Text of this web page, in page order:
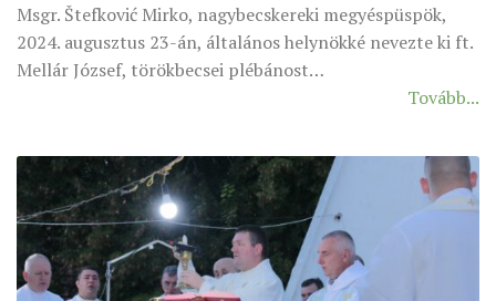
Msgr. Štefković Mirko, nagybecskereki megyéspüspök,
2024. augusztus 23-án, általános helynökké nevezte ki ft.
Mellár József, törökbecsei plébánost…
Tovább...